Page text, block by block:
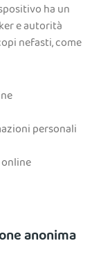
ha un
e autorità
nefasti, come
personali
anonima